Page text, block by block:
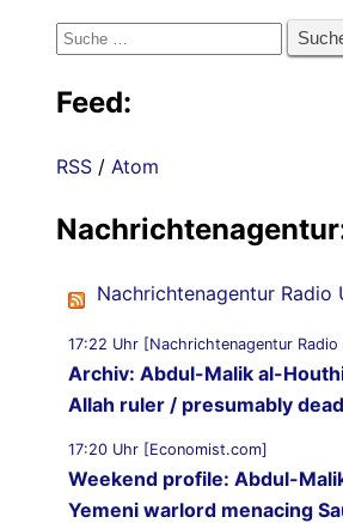
Suche
Feed:
RSS / Atom
Nachrichtenagentur Radio
17:22 Uhr [Nachrichtenagentur Radio
Archiv: Abdul-Malik al-
Allah ruler / presumably
17:20 Uhr [Economist.com]
Weekend profile: Abdul-
Yemeni warlord menacing